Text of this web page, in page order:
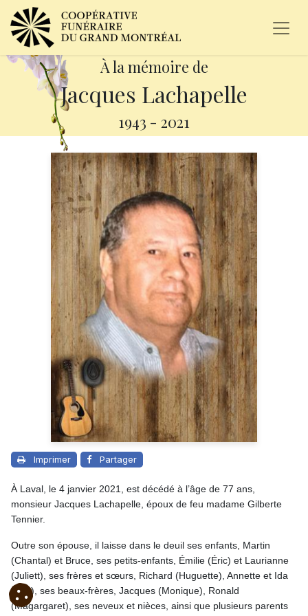
À la mémoire de
Jacques Lachapelle
1943 - 2021
Imprimer Partager
À Laval, le 4 janvier 2021, est décédé à l’âge de 77 ans,
monsieur Jacques Lachapelle, époux de feu madame Gilberte
Tennier.
Outre son épouse, il laisse dans le deuil ses enfants, Martin
(Chantal) et Bruce, ses petits-enfants, Émilie (Éric) et Laurianne
(Juliett), ses frères et sœurs, Richard (Huguette), Annette et Ida
(Léo), ses beaux-frères, Jacques (Monique), Ronald
(Magargaret), ses neveux et nièces, ainsi que plusieurs parents